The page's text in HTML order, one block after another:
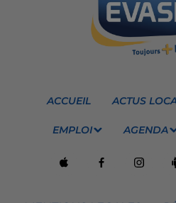
ACCUEIL ACTUS
EMPLOI AGENDA